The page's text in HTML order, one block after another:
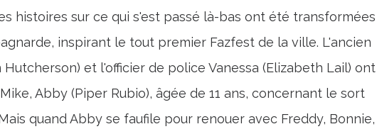
histoires sur ce qui s'est passé là-bas ont été transformées
inspirant le tout premier Fazfest de la ville. L'ancien
et l'officier de police Vanessa (Elizabeth Lail) ont
Abby (Piper Rubio), âgée de 11 ans, concernant le sort
quand Abby se faufile pour renouer avec Freddy, Bonnie,